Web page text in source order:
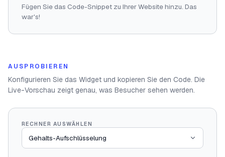
Fügen Sie das Code-Snippet zu Ihrer Website hinzu. Das
war's!
AUSPROBIEREN
Konfigurieren Sie das Widget und kopieren Sie den Code. Die
Live-Vorschau zeigt genau, was Besucher sehen werden.
RECHNER AUSWÄHLEN